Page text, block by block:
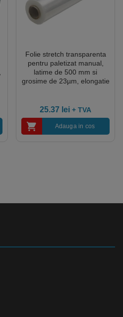
Folie stretch transparenta
pentru paletizat manual,
latime de 500 mm si
grosime de 23µm, elongatie
25.37 lei + TVA
Adauga in cos